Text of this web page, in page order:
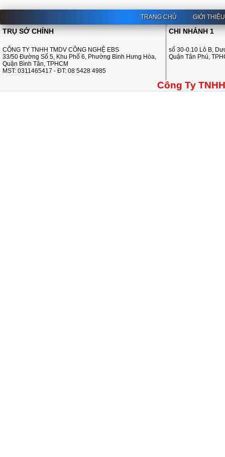
TRANG CHỦ GIỚI THIỆU
TRỤ SỞ CHÍNH
CÔNG TY TNHH TMDV CÔNG NGHỆ EBS
33/50 Đường Số 5, Khu Phố 6, Phường Bình Hưng Hòa,
Quận Bình Tân, TPHCM
MST: 0311465417 - ĐT: 08 5428 4985
CHI NHÁNH 1
số 30-0.10 Lô B,
Quận Tân Phú,
Công Ty